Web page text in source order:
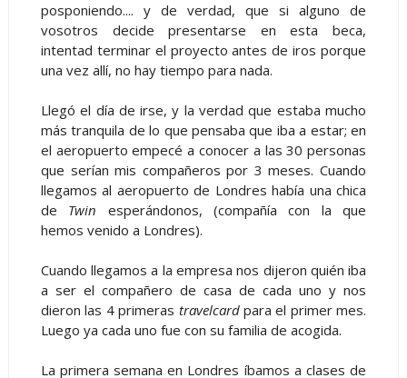
posponiendo.... y de verdad, que si alguno de
vosotros decide presentarse en esta beca,
intentad terminar el proyecto antes de iros porque
una vez allí, no hay tiempo para nada.
Llegó el día de irse, y la verdad que estaba mucho
más tranquila de lo que pensaba que iba a estar; en
el aeropuerto empecé a conocer a las 30 personas
que serían mis compañeros por 3 meses. Cuando
llegamos al aeropuerto de Londres había una chica
de Twin esperándonos, (compañía con la que
hemos venido a Londres).
Cuando llegamos a la empresa nos dijeron quién iba
a ser el compañero de casa de cada uno y nos
dieron las 4 primeras travelcard para el primer mes.
Luego ya cada uno fue con su familia de acogida.
La primera semana en Londres íbamos a clases de